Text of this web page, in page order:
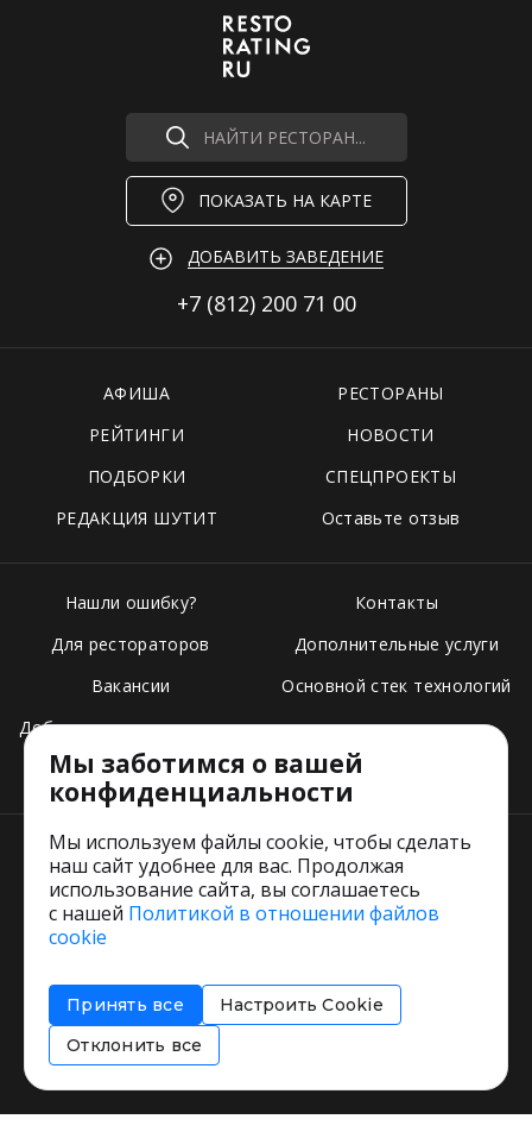
НАЙТИ РЕСТОРАН...
ПОКАЗАТЬ НА КАРТЕ
ДОБАВИТЬ ЗАВЕДЕНИЕ
+7 (812) 200 71 00
АФИША
РЕСТОРАНЫ
РЕЙТИНГИ
НОВОСТИ
ПОДБОРКИ
СПЕЦПРОЕКТЫ
РЕДАКЦИЯ ШУТИТ
Оставьте отзыв
Нашли ошибку?
Для рестораторов
Вакансии
Добавить свое заведение
Тарифы
Контакты
Дополнительные услуги
Основной стек технологий
Пользовательское соглашение
Соглашение об информировании
Политика использования cookies
Мы заботимся о вашей
конфиденциальности
Мы используем файлы cookie, чтобы сделать
наш сайт удобнее для вас. Продолжая
использование сайта, вы соглашаетесь
с нашей Политикой в отношении файлов
cookie
Принять все
Настроить Cookie
Отклонить все